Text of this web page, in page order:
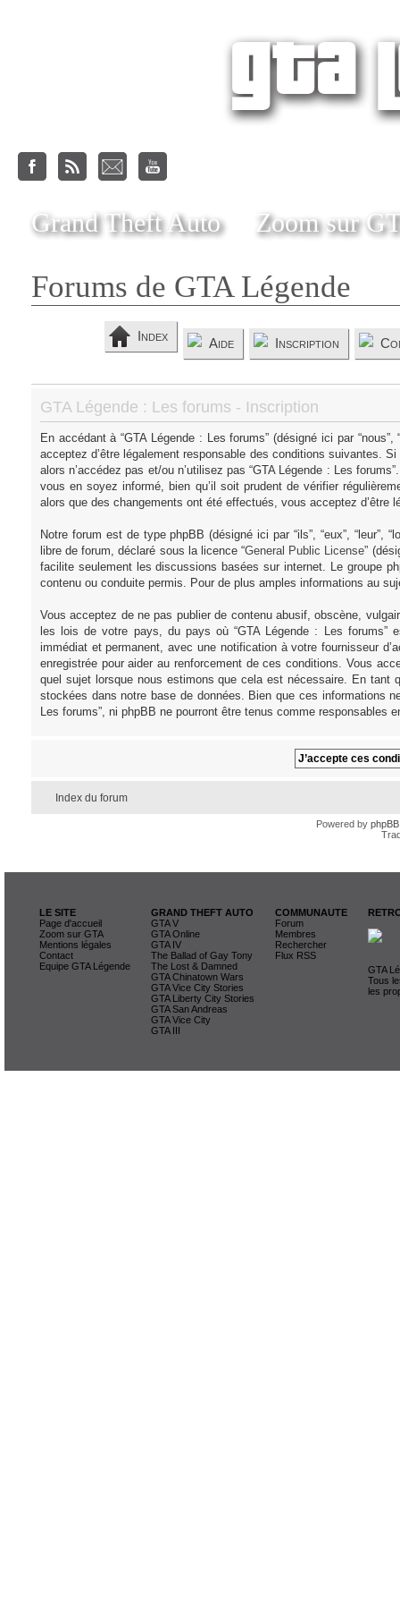
Grand Theft Auto Zoom sur
Forums de GTA Légende
Index Aide Inscription
GTA Légende : Les forums - Inscription
En accédant à “GTA Légende : Les forums” (désigné ici par
acceptez d’être légalement responsable des conditions suivantes.
alors n’accédez pas et/ou n’utilisez pas “GTA Légende : Les
vous en soyez informé, bien qu’il soit prudent de vérifier
alors que des changements ont été effectués, vous acceptez
Notre forum est de type phpBB (désigné ici par “ils”, “eux”, “leur”,
libre de forum, déclaré sous la licence “General Public License”
facilite seulement les discussions basées sur internet. Le groupe
contenu ou conduite permis. Pour de plus amples informations au
Vous acceptez de ne pas publier de contenu abusif, obscène,
les lois de votre pays, du pays où “GTA Légende : Les
immédiat et permanent, avec une notification à votre fournisseur
enregistrée pour aider au renforcement de ces conditions. Vous
quel sujet lorsque nous estimons que cela est nécessaire. En tant
stockées dans notre base de données. Bien que ces informations
Les forums”, ni phpBB ne pourront être tenus comme
Index du forum
Powered by phpBB
LE SITE
Page d'accueil
Zoom sur GTA
Mentions légales
Contact
Equipe GTA Légende
GRAND THEFT AUTO
GTA V
GTA Online
GTA IV
The Ballad of Gay Tony
The Lost & Damned
GTA Chinatown Wars
GTA Vice City Stories
GTA Liberty City Stories
GTA San Andreas
GTA Vice City
GTA III
COMMUNAUTE
Forum
Membres
Rechercher
Flux RSS
GTA
Tous
les